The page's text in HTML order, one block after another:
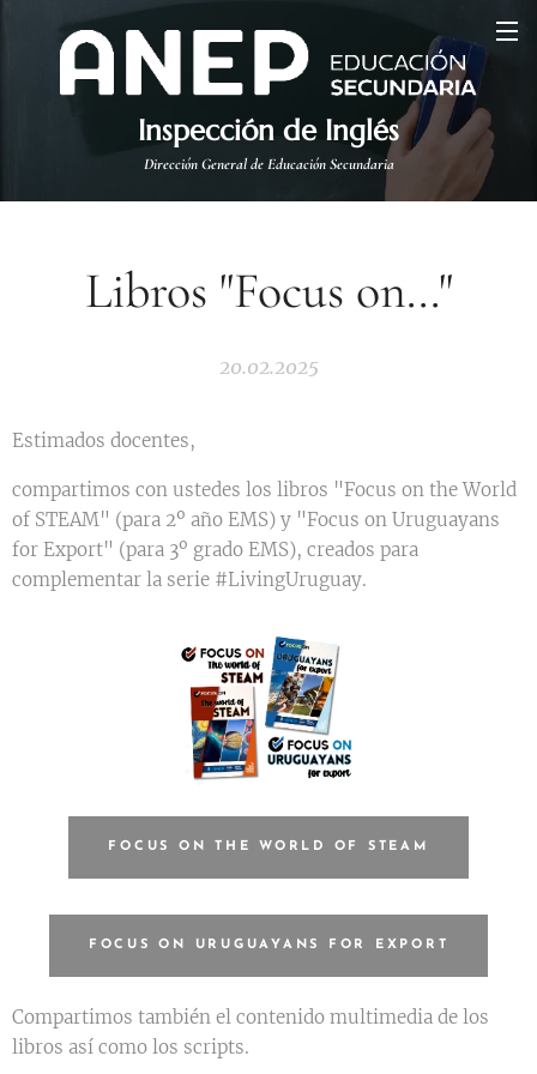
Inspección de Inglés
Dirección General de Educación Secundaria
Libros "Focus on..."
20.02.2025
Estimados docentes,
compartimos con ustedes los libros "Focus on the World
of STEAM" (para 2º año EMS) y "Focus on Uruguayans
for Export" (para 3º grado EMS), creados para
complementar la serie #LivingUruguay.
FOCUS ON THE WORLD OF STEAM
FOCUS ON URUGUAYANS FOR EXPORT
Compartimos también el contenido multimedia de los
libros así como los scripts.